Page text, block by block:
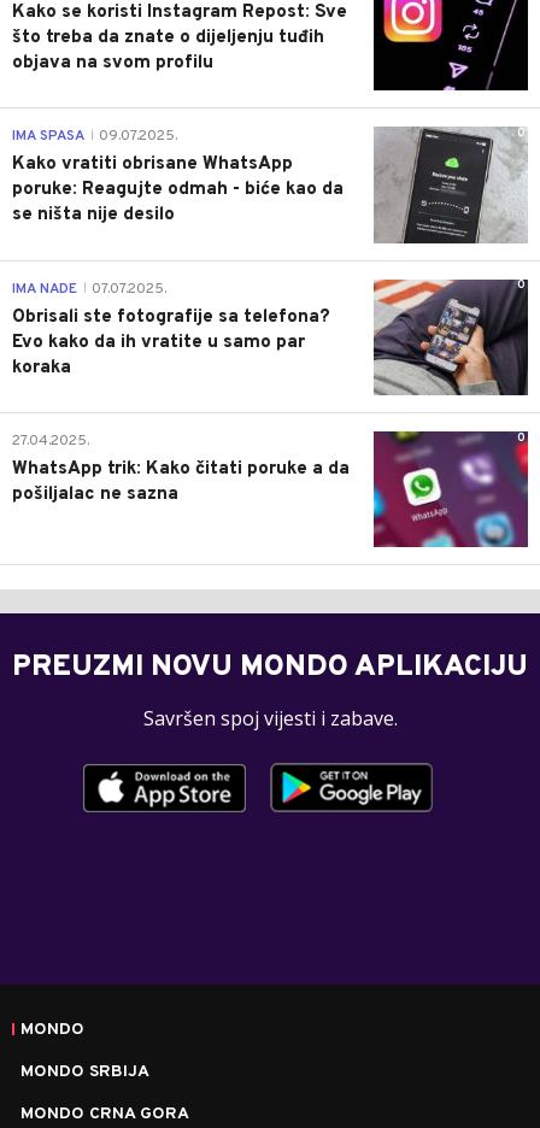
Kako se koristi Instagram Repost: Sve
što treba da znate o dijeljenju tuđih
objava na svom profilu
0
IMA SPASA 09.07.2025.
Kako vratiti obrisane WhatsApp
poruke: Reagujte odmah - biće kao da
se ništa nije desilo
0
IMA NADE 07.07.2025.
Obrisali ste fotografije sa telefona?
Evo kako da ih vratite u samo par
koraka
0
27.04.2025.
WhatsApp trik: Kako čitati poruke a da
pošiljalac ne sazna
PREUZMI NOVU MONDO APLIKACIJU
Savršen spoj vijesti i zabave.
MONDO
MONDO SRBIJA
MONDO CRNA GORA